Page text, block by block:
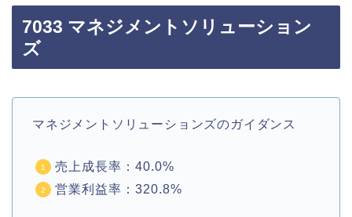
7033 マネジメントソリューション
ズ
マネジメントソリューションズのガイダンス
売上成長率：40.0%
営業利益率：320.8%